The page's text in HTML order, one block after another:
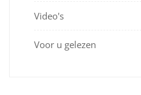
Video's
Voor u gelezen